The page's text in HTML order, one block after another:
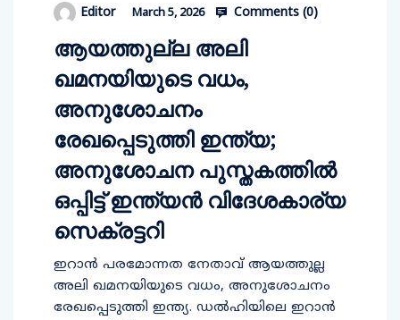
Editor March 5, 2026 Comments (0)
ആയത്തുല്ല അലി
ഖമനയിയുടെ വധം,
അനുശോചനം
രേഖപ്പെടുത്തി ഇന്ത്യ;
അനുശോചന പുസ്തകത്തിൽ
ഒപ്പിട്ട് ഇന്ത്യൻ വിദേശകാര്യ
സെക്രട്ടറി
ഇറാൻ പരമോന്നത നേതാവ് ആയത്തുല്ല
അലി ഖമനയിയുടെ വധം, അനുശോചനം
രേഖപ്പെടുത്തി ഇന്ത്യ. ഡൽഹിയിലെ ഇറാൻ